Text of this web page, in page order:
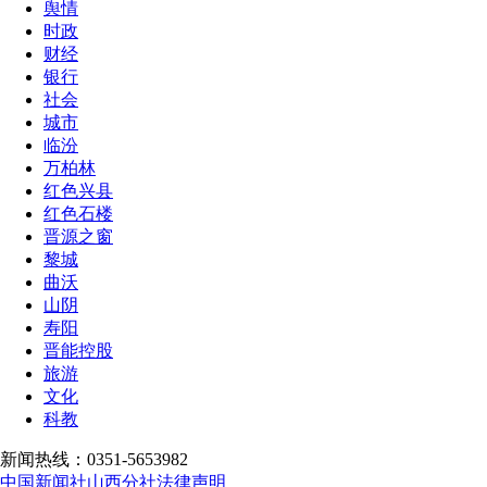
舆情
时政
财经
银行
社会
城市
临汾
万柏林
红色兴县
红色石楼
晋源之窗
黎城
曲沃
山阴
寿阳
晋能控股
旅游
文化
科教
新闻热线：0351-5653982
中国新闻社山西分社法律声明